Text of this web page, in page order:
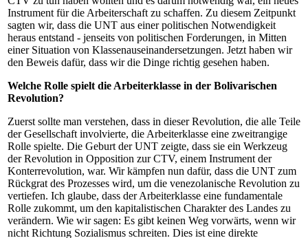
Instrument für die Arbeiterschaft zu schaffen. Zu diesem Zeitpunkt
sagten wir, dass die UNT aus einer politischen Notwendigkeit
heraus entstand - jenseits von politischen Forderungen, in Mitten
einer Situation von Klassenauseinandersetzungen. Jetzt haben wir
den Beweis dafür, dass wir die Dinge richtig gesehen haben.
Welche Rolle spielt die Arbeiterklasse in der Bolivarischen
Revolution?
Zuerst sollte man verstehen, dass in dieser Revolution, die alle Teile
der Gesellschaft involvierte, die Arbeiterklasse eine zweitrangige
Rolle spielte. Die Geburt der UNT zeigte, dass sie ein Werkzeug
der Revolution in Opposition zur CTV, einem Instrument der
Konterrevolution, war. Wir kämpfen nun dafür, dass die UNT zum
Rückgrat des Prozesses wird, um die venezolanische Revolution zu
vertiefen. Ich glaube, dass der Arbeiterklasse eine fundamentale
Rolle zukommt, um den kapitalistischen Charakter des Landes zu
verändern. Wie wir sagen: Es gibt keinen Weg vorwärts, wenn wir
nicht Richtung Sozialismus schreiten. Dies ist eine direkte